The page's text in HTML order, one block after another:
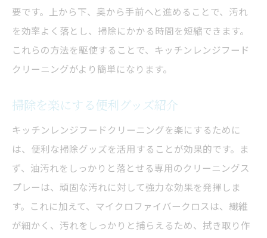
要です。上から下、奥から手前へと進めることで、汚れ
を効率よく落とし、掃除にかかる時間を短縮できます。
これらの方法を駆使することで、キッチンレンジフード
クリーニングがより簡単になります。
掃除を楽にする便利グッズ紹介
キッチンレンジフードクリーニングを楽にするために
は、便利な掃除グッズを活用することが効果的です。ま
ず、油汚れをしっかりと落とせる専用のクリーニングス
プレーは、頑固な汚れに対して強力な効果を発揮しま
す。これに加えて、マイクロファイバークロスは、繊維
が細かく、汚れをしっかりと捕らえるため、拭き取り作